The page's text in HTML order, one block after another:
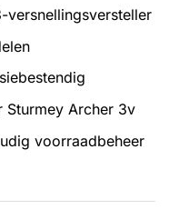
versnellingsversteller
Archer 3v
voorraadbeheer